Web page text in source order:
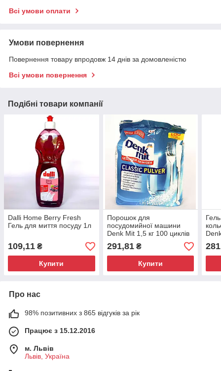
Всі умови оплати
Умови повернення
Повернення товару впродовж 14 днів за домовленістю
Всі умови повернення
Подібні товари компанії
Dalli Home Berry Fresh
Гель для миття посуду 1л
109,11 ₴
Купити
Порошок для
посудомийної машини
Denk Mit 1,5 кг 100 циклів
Німеччина, Засоби для
миття посуду
291,81₴
Купити
1,1л
Про нас
98% позитивних з 865 відгуків за рік
Працює з 15.12.2016
м. Львів
Львів, Україна